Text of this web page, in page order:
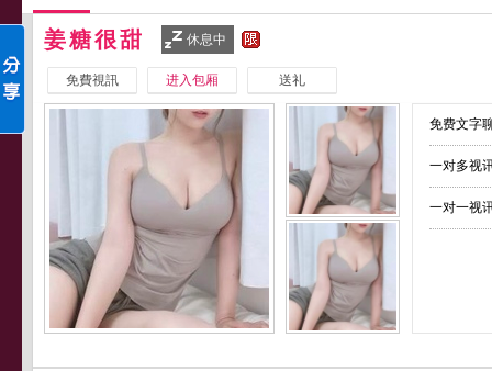
姜糖很甜 休息中
免費視訊 进入包厢 送礼
免费文字
一对多视
一对一视